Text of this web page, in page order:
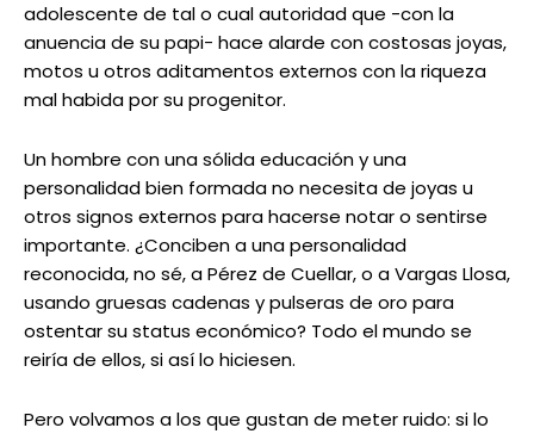
adolescente de tal o cual autoridad que -con la
anuencia de su papi- hace alarde con costosas joyas,
motos u otros aditamentos externos con la riqueza
mal habida por su progenitor.
Un hombre con una sólida educación y una
personalidad bien formada no necesita de joyas u
otros signos externos para hacerse notar o sentirse
importante. ¿Conciben a una personalidad
reconocida, no sé, a Pérez de Cuellar, o a Vargas Llosa,
usando gruesas cadenas y pulseras de oro para
ostentar su status económico? Todo el mundo se
reiría de ellos, si así lo hiciesen.
Pero volvamos a los que gustan de meter ruido: si lo